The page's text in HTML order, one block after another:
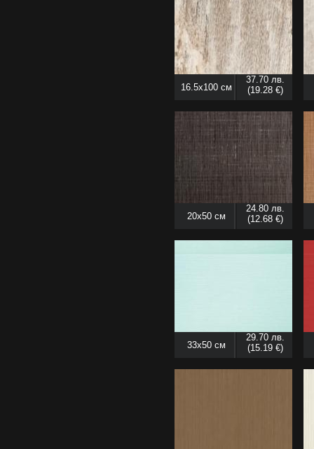
16.5x100 см
37.70 лв.
(19.28 €)
20x50 см
24.80 лв.
(12.68 €)
33x50 см
29.70 лв.
(15.19 €)